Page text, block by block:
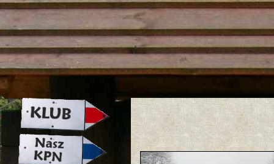
strona w naprawie zapraszamy